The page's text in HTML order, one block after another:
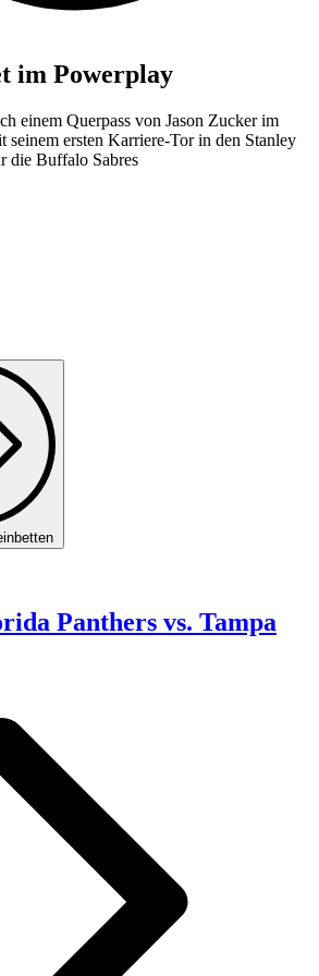
im Powerplay
einem Querpass von Jason Zucker im
seinem ersten Karriere-Tor in den Stanley
die Buffalo Sabres
Panthers vs. Tampa